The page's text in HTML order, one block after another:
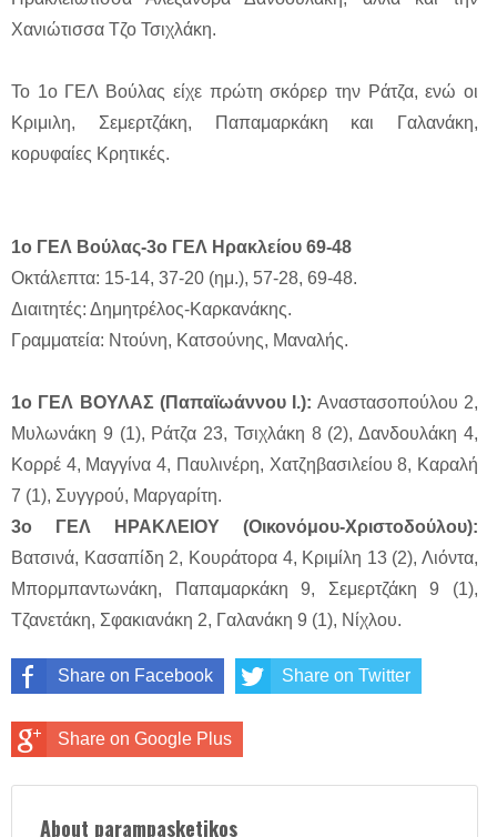
Χανιώτισσα Τζο Τσιχλάκη.
Το 1ο ΓΕΛ Βούλας είχε πρώτη σκόρερ την Ράτζα, ενώ οι
Κριμιλη, Σεμερτζάκη, Παπαμαρκάκη και Γαλανάκη,
κορυφαίες Κρητικές.
1ο ΓΕΛ Βούλας-3ο ΓΕΛ Ηρακλείου 69-48
Οκτάλεπτα: 15-14, 37-20 (ημ.), 57-28, 69-48.
Διαιτητές: Δημητρέλος-Καρκανάκης.
Γραμματεία: Ντούνη, Κατσούνης, Μαναλής.
1ο ΓΕΛ ΒΟΥΛΑΣ (Παπαϊωάννου Ι.): Αναστασοπούλου 2,
Μυλωνάκη 9 (1), Ράτζα 23, Τσιχλάκη 8 (2), Δανδουλάκη 4,
Κορρέ 4, Μαγγίνα 4, Παυλινέρη, Χατζηβασιλείου 8, Καραλή
7 (1), Συγγρού, Μαργαρίτη.
3ο ΓΕΛ ΗΡΑΚΛΕΙΟΥ (Οικονόμου-Χριστοδούλου):
Βατσινά, Κασαπίδη 2, Κουράτορα 4, Κριμίλη 13 (2), Λιόντα,
Μπορμπαντωνάκη, Παπαμαρκάκη 9, Σεμερτζάκη 9 (1),
Τζανετάκη, Σφακιανάκη 2, Γαλανάκη 9 (1), Νίχλου.
Share on Facebook Share on Twitter
Share on Google Plus
About parampasketikos